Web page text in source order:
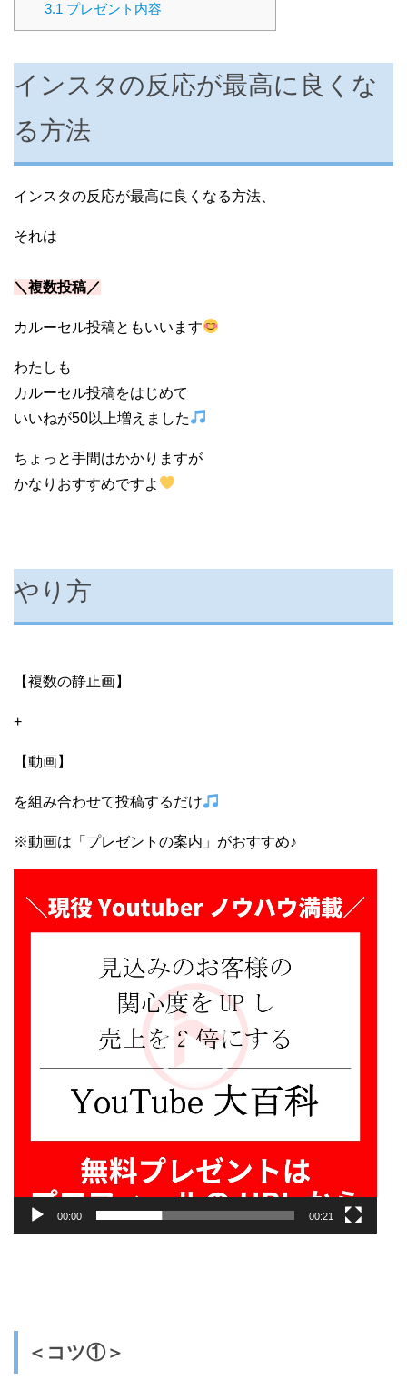
3.1 プレゼント内容
インスタの反応が最高に良くな
る方法
インスタの反応が最高に良くなる方法、
それは
＼複数投稿／
カルーセル投稿ともいいます
わたしも
カルーセル投稿をはじめて
いいねが50以上増えました
ちょっと手間はかかりますが
かなりおすすめですよ
やり方
【複数の静止画】
+
【動画】
を組み合わせて投稿する⁡だけ
※動画は「プレゼントの案内」がおすすめ♪
00:00 00:21
＜コツ①＞